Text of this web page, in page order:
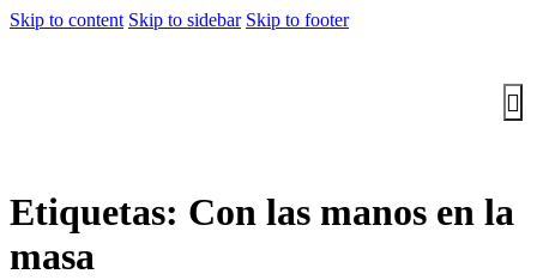
Skip to content Skip to sidebar Skip to footer
Etiquetas: Con las manos en la
masa